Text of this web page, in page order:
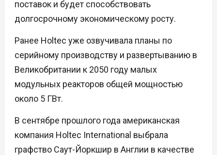
поставок и будет способствовать
долгосрочному экономическому росту.
Ранее Holtec уже озвучивала планы по
серийному производству и развертыванию в
Великобритании к 2050 году малых
модульных реакторов общей мощностью
около 5 ГВт.
В сентябре прошлого года американская
компания Holtec International выбрала
графство Саут-Йоркшир в Англии в качестве